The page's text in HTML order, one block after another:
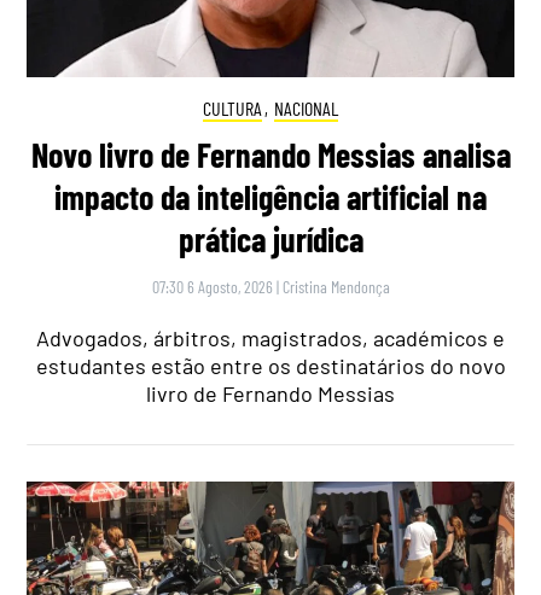
CULTURA , NACIONAL
Novo livro de Fernando Messias analisa
impacto da inteligência artificial na
prática jurídica
07:30 6 Agosto, 2026 | Cristina Mendonça
Advogados, árbitros, magistrados, académicos e
estudantes estão entre os destinatários do novo
livro de Fernando Messias